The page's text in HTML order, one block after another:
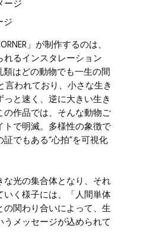
ジ
」が制作するのは、
るインスタレーション
類はどの動物でも一生の間
言われており、小さな生き
と速く、逆に大きい生き
の作品では、そんな動物ご
トで明滅。多様性の象徴で
でもある“心拍”を可視化
な光の集合体となり、それ
いく様子には、「人間単体
関わり合いによって、生
メッセージが込められて